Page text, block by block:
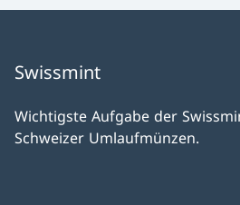
Swissmint
Wichtigste Aufgabe der
Schweizer Umlaufmünzen.